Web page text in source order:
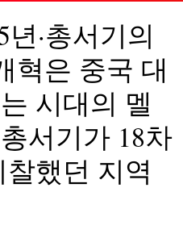
·총서기의
혁은 중국 대
시대의 멜
서기가 18차
했던 지역